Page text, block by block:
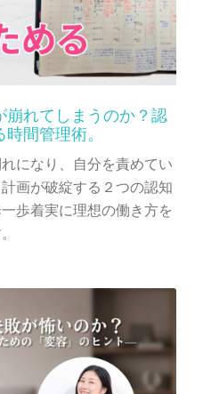
崩れてしまうのか？認
間管理術。
になり、自分を責めてい
画が破綻する２つの認知
歩着実に理想の働き方を